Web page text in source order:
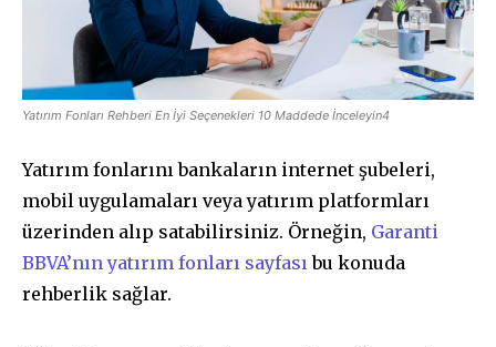
Yatırım Fonları Rehberi En İyi Seçenekleri 10 Maddede İnceleyin4
Yatırım fonlarını bankaların internet şubeleri,
mobil uygulamaları veya yatırım platformları
üzerinden alıp satabilirsiniz. Örneğin, Garanti
BBVA’nın yatırım fonları sayfası bu konuda
rehberlik sağlar.